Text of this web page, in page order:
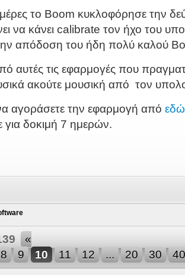
το Boom κυκλοφόρησε την
να κάνει calibrate τον ήχο του
την απόδοση του ήδη πολύ καλού
αυτές τις εφαρμογές που
ακούτε μουσική από τον
αγοράσετε την εφαρμογή από εδώ
για δοκιμή 7 ημερών.
«
8 9 10 11 12 ... 20 30 40